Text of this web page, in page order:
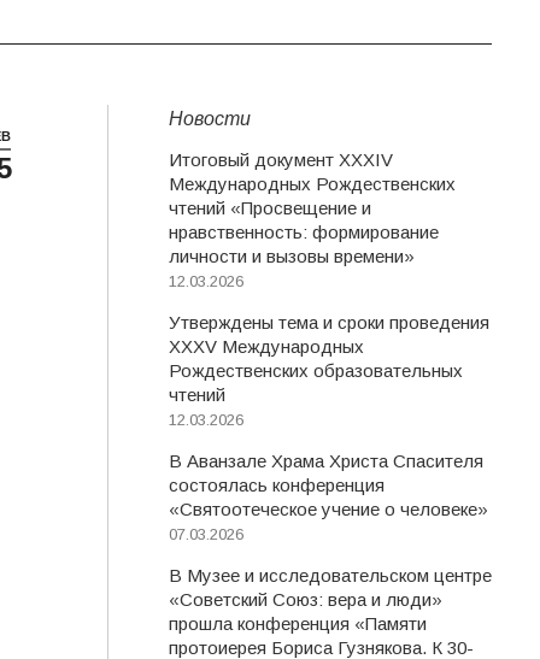
Новости
Итоговый документ XXХIV
Международных Рождественских
чтений «Просвещение и
нравственность: формирование
личности и вызовы времени»
12.03.2026
Утверждены тема и сроки проведения
XXXV Международных
Рождественских образовательных
чтений
12.03.2026
В Аванзале Храма Христа Спасителя
состоялась конференция
«Святоотеческое учение о человеке»
07.03.2026
В Музее и исследовательском центре
«Советский Союз: вера и люди»
прошла конференция «Памяти
протоиерея Бориса Гузнякова. К 30-